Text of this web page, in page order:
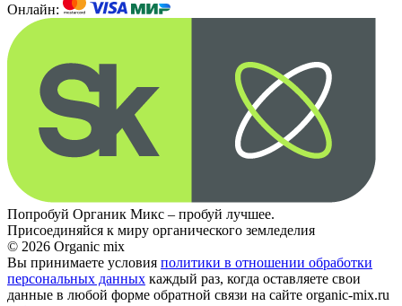
Онлайн:
Попробуй Органик Микс – пробуй лучшее.
Присоединяйся к миру органического земледелия
© 2026 Organic mix
Вы принимаете условия политики в отношении обработки
персональных данных каждый раз, когда оставляете свои
данные в любой форме обратной связи на сайте organic-mix.ru